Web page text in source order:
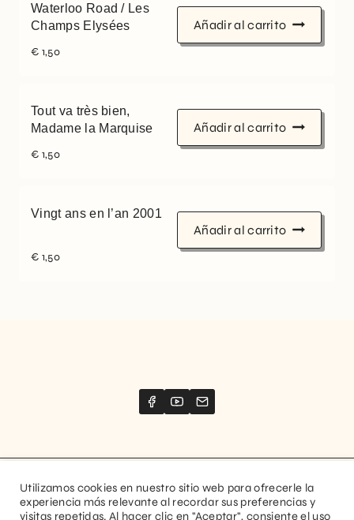
Waterloo Road / Les
Champs Elysées
€ 1,50
Añadir al carrito
Tout va très bien,
Madame la Marquise
€ 1,50
Añadir al carrito
Vingt ans en l’an 2001
€ 1,50
Añadir al carrito
Website created byStimize
Utilizamos cookies en nuestro sitio web para ofrecerle la
experiencia más relevante al recordar sus preferencias y
visitas repetidas. Al hacer clic en "Aceptar", consiente el uso